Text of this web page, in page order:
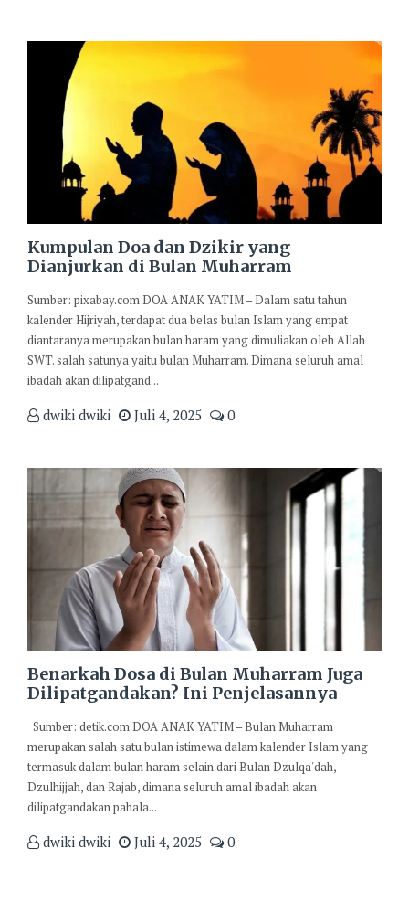
Kumpulan Doa dan Dzikir yang
Dianjurkan di Bulan Muharram
Sumber: pixabay.com DOA ANAK YATIM – Dalam satu tahun
kalender Hijriyah, terdapat dua belas bulan Islam yang empat
diantaranya merupakan bulan haram yang dimuliakan oleh Allah
SWT. salah satunya yaitu bulan Muharram. Dimana seluruh amal
ibadah akan dilipatgand...
dwiki dwiki Juli 4, 2025 0
Benarkah Dosa di Bulan Muharram Juga
Dilipatgandakan? Ini Penjelasannya
Sumber: detik.com DOA ANAK YATIM – Bulan Muharram
merupakan salah satu bulan istimewa dalam kalender Islam yang
termasuk dalam bulan haram selain dari Bulan Dzulqa'dah,
Dzulhijjah, dan Rajab, dimana seluruh amal ibadah akan
dilipatgandakan pahala...
dwiki dwiki Juli 4, 2025 0